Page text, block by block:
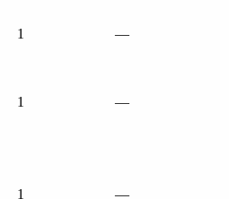
1 —
1 —
1 —